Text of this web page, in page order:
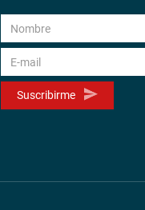
Suscribirme